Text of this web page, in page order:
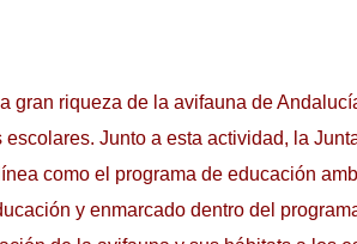
gran riqueza de la avifauna de
Junto a esta actividad, la
como el programa de educación
y enmarcado dentro del